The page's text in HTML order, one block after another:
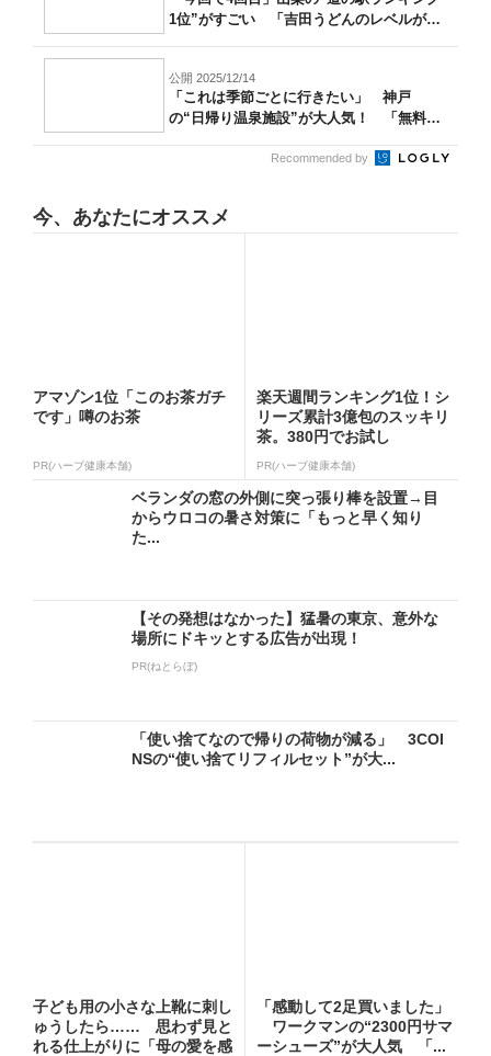
1位”がすごい 「吉田うどんのレベルが
公開 2025/12/14
「これは季節ごとに行きたい」 神戸
の“日帰り温泉施設”が大人気！ 「無料送
Recommended by
今、あなたにオススメ
アマゾン1位「このお茶ガチ
です」噂のお茶
PR(ハーブ健康本舗)
楽天週間ランキング1位！シ
リーズ累計3億包のスッキリ
茶。380円でお試し
PR(ハーブ健康本舗)
ベランダの窓の外側に突っ張り棒を設置→目
からウロコの暑さ対策に「もっと早く知り
た...
【その発想はなかった】猛暑の東京、意外な
場所にドキッとする広告が出現！
PR(ねとらぼ)
「使い捨てなので帰りの荷物が減る」 3COI
NSの“使い捨てリフィルセット”が大...
子ども用の小さな上靴に刺し
ゅうしたら…… 思わず見と
れる仕上がりに「母の愛を感
「感動して2足買いました」
ワークマンの“2300円サマ
ーシューズ”が大人気 「...